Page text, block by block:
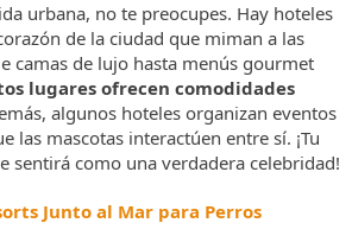
urbana, no te preocupes. Hay hoteles
de la ciudad que miman a las
camas de lujo hasta menús gourmet
lugares ofrecen comodidades
algunos hoteles organizan eventos
las mascotas interactúen entre sí. ¡Tu
sentirá como una verdadera celebridad!
Junto al Mar para Perros